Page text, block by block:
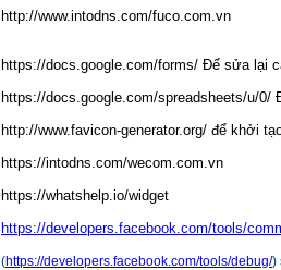
http://www.intodns.com/fuco.com.vn
https://docs.google.com/forms/ Để sửa lại
https://docs.google.com/spreadsheets/u/
http://www.favicon-generator.org/ để khởi
https://intodns.com/wecom.com.vn
https://whatshelp.io/widget
https://developers.facebook.com/tools/
(https://developers.facebook.com/tools/debug/)